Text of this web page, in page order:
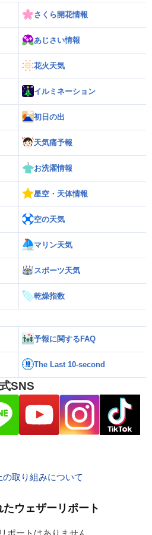
さくら開花情報
あじさい情報
花火天気
イルミネーション
初日の出
天気痛予報
お洗濯情報
星空・天体情報
空の天気
マリン天気
スポーツ天気
乾燥指数
予報に関するFAQ
The Last 10-second
SNS
取り組みについて
ウェザーリポート
ポートはありません。